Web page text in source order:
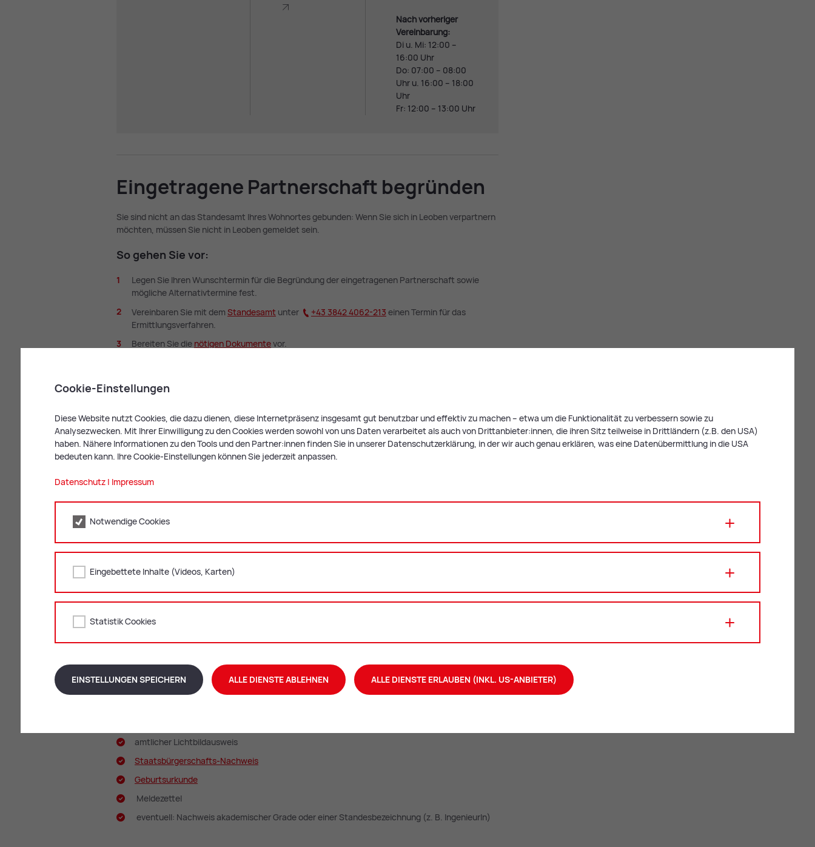
Nach vorheriger
Vereinbarung:
Di u. Mi: 12:00 –
16:00 Uhr
Do: 07:00 – 08:00
Uhr u. 16:00 – 18:00
Uhr
Fr: 12:00 – 13:00 Uhr
Ein­ge­tra­ge­ne Part­ner­schaft be­grün­den
Sie sind nicht an das Standesamt Ihres Wohnortes gebunden: Wenn Sie sich in Leoben verpartnern
möchten, müssen Sie nicht in Leoben gemeldet sein.
So ge­hen Sie vor:
Legen Sie Ihren Wunschtermin für die Begründung der eingetragenen Partnerschaft sowie
mögliche Alternativtermine fest.
Vereinbaren Sie mit dem Stan­des­amt unter +43 3842 4062-213 einen Termin für das
Ermittlungsverfahren.
Bereiten Sie die nö­ti­gen Do­ku­men­tevor.
Volljährigkeit:
Weitere Voraussetzungen und Bestimmungenfinden Sie im
Ein­ge­tra­ge­ne Part­ner­schaft-Ge­setz
Nö­ti­ge Do­ku­men­te
Welche Dokumente Sie für die Begründung einer eingetragenen Partnerschaft benötigen, hängt
von Ihrer persönlichen Lebenssituation ab:
amtlicher Lichtbildausweis
Staats­bür­ger­schafts-Nach­weis
Ge­burts­ur­kun­de
Meldezettel
eventuell: Nachweis akademischer Grade oder einer Standesbezeichnung (z. B. IngenieurIn)
Cookie-Einstellungen
Diese Website nutzt Cookies, die dazu dienen, diese Internetpräsenz insgesamt gut benutzbar und effektiv zu machen – etwa um die Funktionalität zu verbessern sowie zu
Analysezwecken. Mit Ihrer Einwilligung zu den Cookies werden sowohl von uns Daten verarbeitet als auch von Drittanbieter:innen, die ihren Sitz teilweise in Drittländern (z.B. den USA)
haben. Nähere Informationen zu den Tools und den Partner:innen finden Sie in unserer Datenschutzerklärung, in der wir auch genau erklären, was eine Datenübermittlung in die USA
bedeuten kann. Ihre Cookie-Einstellungen können Sie jederzeit anpassen.
Datenschutz| Impressum
Notwendige Cookies
Eingebettete Inhalte (Videos, Karten)
Statistik Cookies
EINSTELLUNGEN SPEICHERN ALLE DIENSTE ABLEHNEN ALLE DIENSTE ERLAUBEN (INKL. US-ANBIETER)